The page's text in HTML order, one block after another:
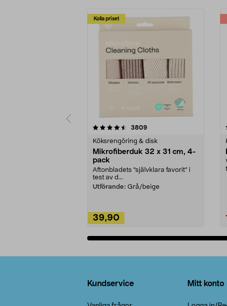
Kolla priset
3809recensioner
Köksrengöring & disk
Mikrofiberduk 32 x 31 cm, 4-
pack
Aftonbladets "självklara favorit” i
test av d...
Utförande: Grå/beige
39,90
4.0av 5 stjärnor
Kundservice Mitt konto